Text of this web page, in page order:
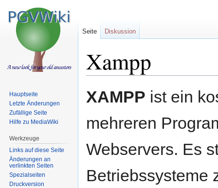
Xampp
Navigation
Suche
XAMPP ist ein
mehreren
Webservers. Es
Betriebssysteme
Seite Diskussion
Hauptseite
Letzte Änderungen
Zufällige Seite
Hilfe zu MediaWiki
Werkzeuge
Links auf diese Seite
Änderungen an
verlinkten Seiten
Spezialseiten
Druckversion